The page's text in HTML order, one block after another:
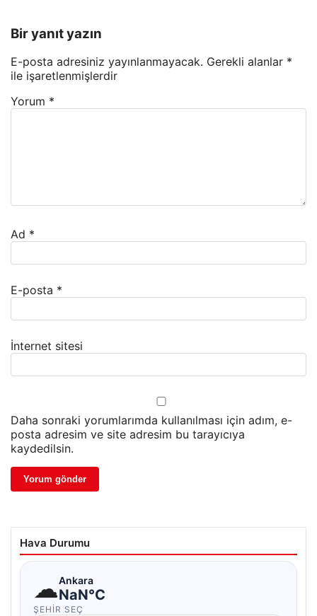
Bir yanıt yazın
E-posta adresiniz yayınlanmayacak. Gerekli alanlar *
ile işaretlenmişlerdir
Yorum *
Ad *
E-posta *
İnternet sitesi
Daha sonraki yorumlarımda kullanılması için adım, e-
posta adresim ve site adresim bu tarayıcıya
kaydedilsin.
Hava Durumu
☁Ankara
NaN°C
ŞEHIR SEÇ